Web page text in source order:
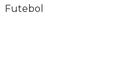
Futebol